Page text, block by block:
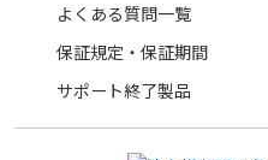
よくある質問一覧
保証規定・保証期間
サポート終了製品